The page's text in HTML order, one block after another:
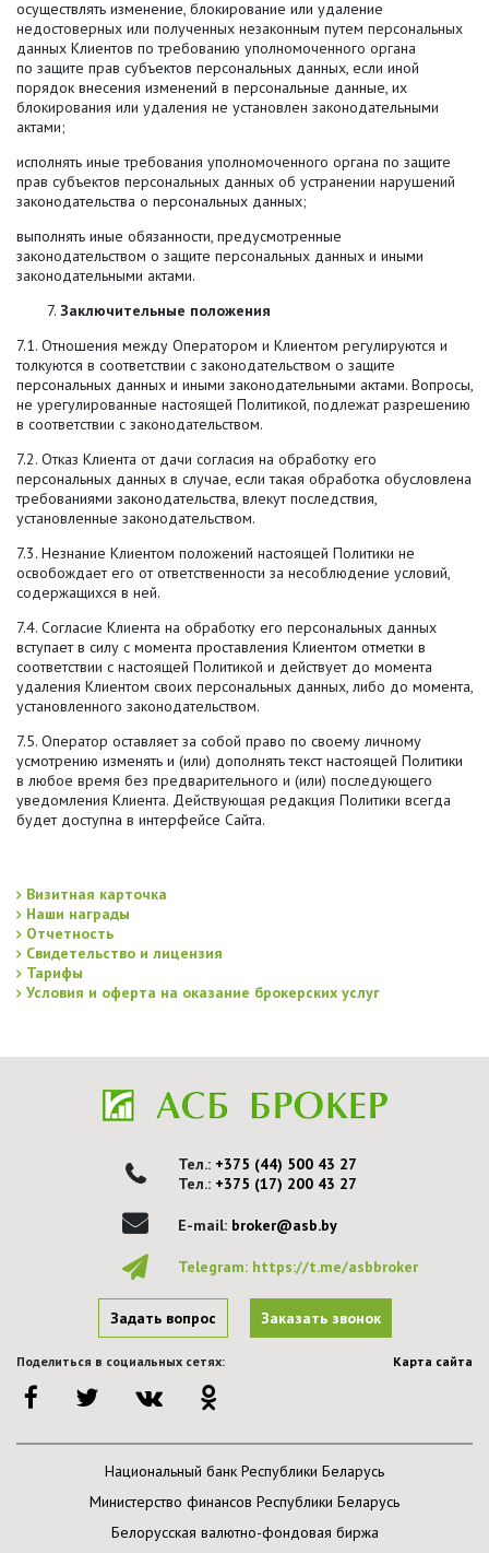
осуществлять изменение, блокирование или удаление
недостоверных или полученных незаконным путем персональных
данных Клиентов по требованию уполномоченного органа
по защите прав субъектов персональных данных, если иной
порядок внесения изменений в персональные данные, их
блокирования или удаления не установлен законодательными
актами;
исполнять иные требования уполномоченного органа по защите
прав субъектов персональных данных об устранении нарушений
законодательства о персональных данных;
выполнять иные обязанности, предусмотренные
законодательством о защите персональных данных и иными
законодательными актами.
Заключительные положения
7.1. Отношения между Оператором и Клиентом регулируются и
толкуются в соответствии с законодательством о защите
персональных данных и иными законодательными актами. Вопросы,
не урегулированные настоящей Политикой, подлежат разрешению
в соответствии с законодательством.
7.2. Отказ Клиента от дачи согласия на обработку его
персональных данных в случае, если такая обработка обусловлена
требованиями законодательства, влекут последствия,
установленные законодательством.
7.3. Незнание Клиентом положений настоящей Политики не
освобождает его от ответственности за несоблюдение условий,
содержащихся в ней.
7.4. Согласие Клиента на обработку его персональных данных
вступает в силу с момента проставления Клиентом отметки в
соответствии с настоящей Политикой и действует до момента
удаления Клиентом своих персональных данных, либо до момента,
установленного законодательством.
7.5. Оператор оставляет за собой право по своему личному
усмотрению изменять и (или) дополнять текст настоящей Политики
в любое время без предварительного и (или) последующего
уведомления Клиента. Действующая редакция Политики всегда
будет доступна в интерфейсе Сайта.
Визитная карточка
Наши награды
Отчетность
Свидетельство и лицензия
Тарифы
Условия и оферта на оказание брокерских услуг
Тел.: +375 (44) 500 43 27
Тел.: +375 (17) 200 43 27
E-mail: broker@asb.by
Telegram: https://t.me/asbbroker
Задать вопрос Заказать звонок
Поделиться в социальных сетях: Карта сайта
Национальный банк Республики Беларусь
Министерство финансов Республики Беларусь
Белорусская валютно-фондовая биржа